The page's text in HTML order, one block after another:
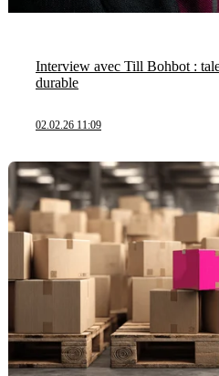
Interview avec Till Bohbot :
durable
02.02.26 11:09